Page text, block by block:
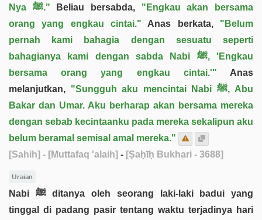
Nya ﷺ." Beliau bersabda, "Engkau akan bersama
orang yang engkau cintai." Anas berkata, "Belum
pernah kami bahagia dengan sesuatu seperti
bahagianya kami dengan sabda Nabi ﷺ, 'Engkau
bersama orang yang engkau cintai.'" Anas
melanjutkan, "Sungguh aku mencintai Nabi ﷺ, Abu
Bakar dan Umar. Aku berharap akan bersama mereka
dengan sebab kecintaanku pada mereka sekalipun aku
belum beramal semisal amal mereka."
[Sahih] - [Muttafaq 'alaih] - [Ṣaḥīḥ Bukhari - 3688]
Uraian
Nabi ﷺ ditanya oleh seorang laki-laki badui yang
tinggal di padang pasir tentang waktu terjadinya hari